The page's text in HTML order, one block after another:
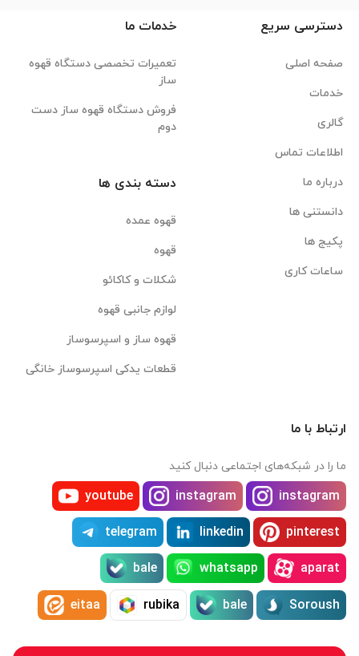
دسترسی سریع
صفحه اصلی
خدمات
گالری
اطلاعات تماس
درباره ما
دانستنی ها
پکیج ها
ساعات کاری
خدمات ما
تعمیرات تخصصی دستگاه قهوه
ساز
فروش دستگاه قهوه ساز دست
دوم
دسته بندی ها
قهوه عمده
قهوه
شکلات و کاکائو
لوازم جانبی قهوه
قهوه ساز و اسپرسوساز
قطعات یدکی اسپرسوساز خانگی
ارتباط با ما
ما را در شبکه‌های اجتماعی دنبال کنید
instagram
instagram
youtube
pinterest
linkedin
telegram
aparat
whatsapp
bale
Soroush
bale
rubika
eitaa